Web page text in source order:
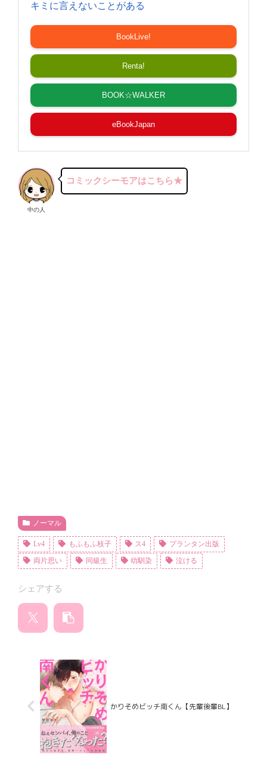
キミに言えないことがある
BookLive!
Renta!
BOOK☆WALKER
eBookJapan
中の人
コミックシーモアはこちら★
ノーマル
Lv4 もふもふ枝子 ス4
プランタン出版
両片思い
同級生 幼馴染 泣ける
シェアする
かりそめビッチ南くん【先輩後輩BL】